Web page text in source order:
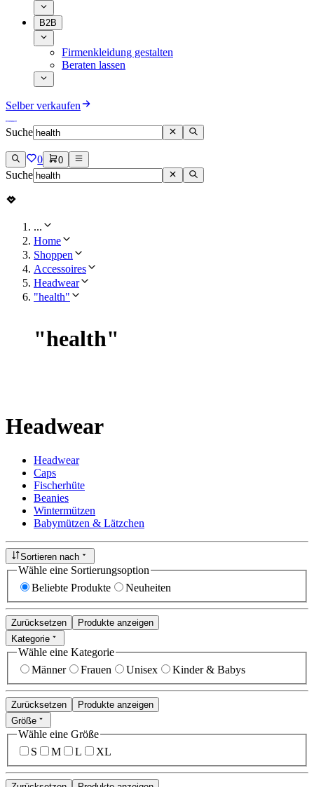
B2B
Firmenkleidung gestalten
Beraten lassen
Selber verkaufen
Suche
0 0
Suche
...
Home
Shoppen
Accessoires
Headwear
"health"
"health"
Headwear
Headwear
Caps
Fischerhüte
Beanies
Wintermützen
Babymützen & Lätzchen
Sortieren nach
Wähle eine Sortierungsoption
Beliebte Produkte
Neuheiten
Zurücksetzen
Produkte anzeigen
Kategorie
Wähle eine Kategorie
Männer
Frauen Unisex Kinder & Babys
Zurücksetzen
Produkte anzeigen
Größe
Wähle eine Größe
S
M L XL